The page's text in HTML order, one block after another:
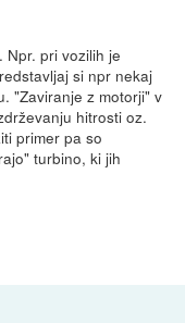
Npr. pri vozilih je
si npr nekaj
"Zaviranje z motorji" v
hitrosti oz.
primer pa so
turbino, ki jih